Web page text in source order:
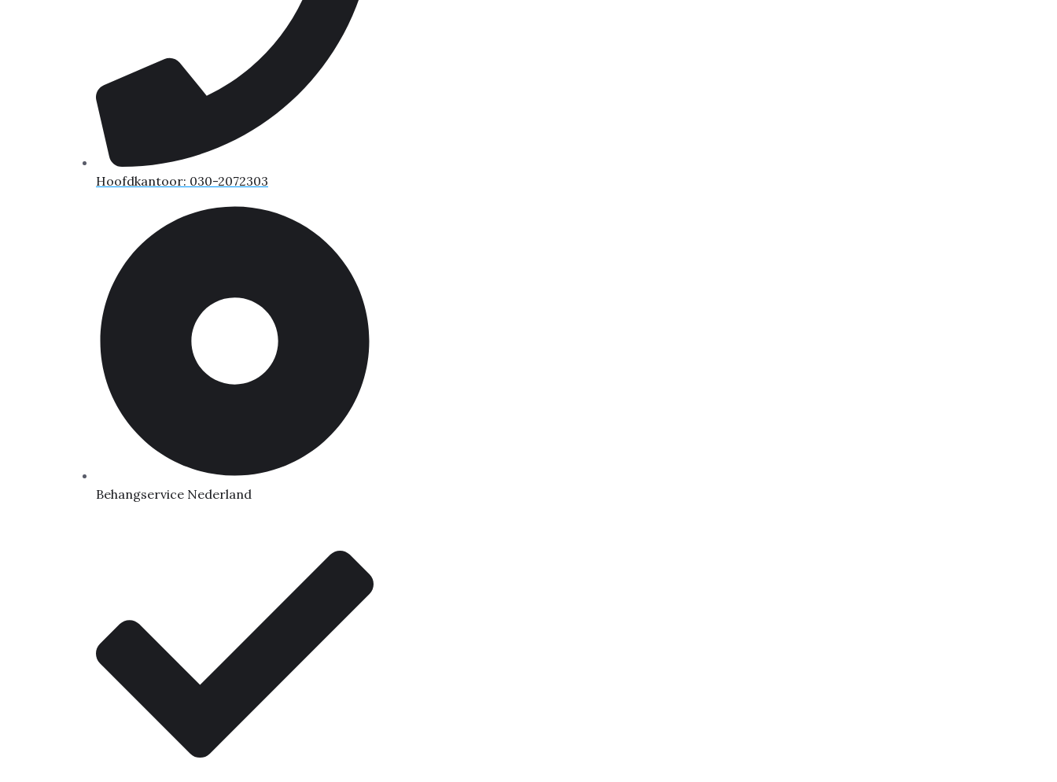
Hoofdkantoor: 030-2072303
Behangservice Nederland